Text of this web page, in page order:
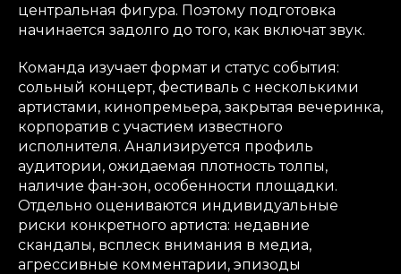
центральная фигура. Поэтому подготовка
начинается задолго до того, как включат звук.
Команда изучает формат и статус события:
сольный концерт, фестиваль с несколькими
артистами, кинопремьера, закрытая вечеринка,
корпоратив с участием известного
исполнителя. Анализируется профиль
аудитории, ожидаемая плотность толпы,
наличие фан‑зон, особенности площадки.
Отдельно оцениваются индивидуальные
риски конкретного артиста: недавние
скандалы, всплеск внимания в медиа,
агрессивные комментарии, эпизоды